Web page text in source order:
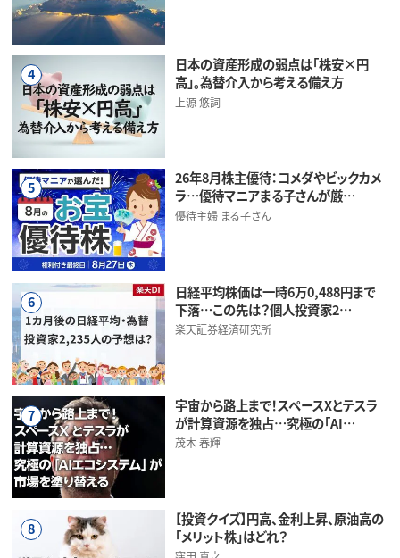
4
日本の資産形成の弱点は「株安×円
高」。為替介入から考える備え方
上源 悠詞
5
26年8月株主優待：コメダやビックカメ
ラ…優待マニアまる子さんが厳…
優待主婦 まる子さん
6
日経平均株価は一時6万0,488円まで
下落…この先は？個人投資家2…
楽天証券経済研究所
7
宇宙から路上まで！スペースXとテスラ
が計算資源を独占…究極の「AI…
茂木 春輝
8
【投資クイズ】円高、金利上昇、原油高の
「メリット株」はどれ？